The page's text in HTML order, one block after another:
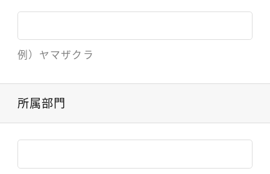
例）ヤマザクラ
所属部門